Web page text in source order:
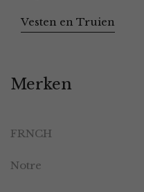
Vesten en Truien
Merken
FRNCH
Notre